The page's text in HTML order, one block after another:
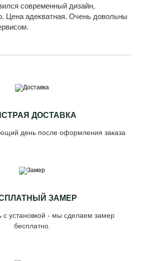
современный дизайн,
Цена адекватная. Очень довольны
ДОСТАВКА
день после оформления заказа
ЗАМЕР
с установкой - мы сделаем замер
бесплатно.